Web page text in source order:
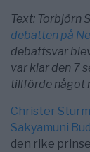
Text: Torbjörn
debatten på
debattsvar
var klar den 7
tillförde något
Christer
Sakyamuni
den rike